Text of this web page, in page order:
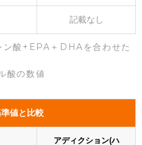
記載なし
ン酸+EPA＋DHAを合わせた
酸の数値
値と比較
アディクション(ハ